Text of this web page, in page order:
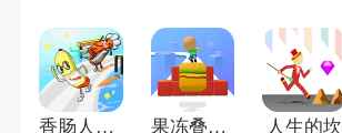
香肠人快跑 果冻叠叠乐 人生的坎